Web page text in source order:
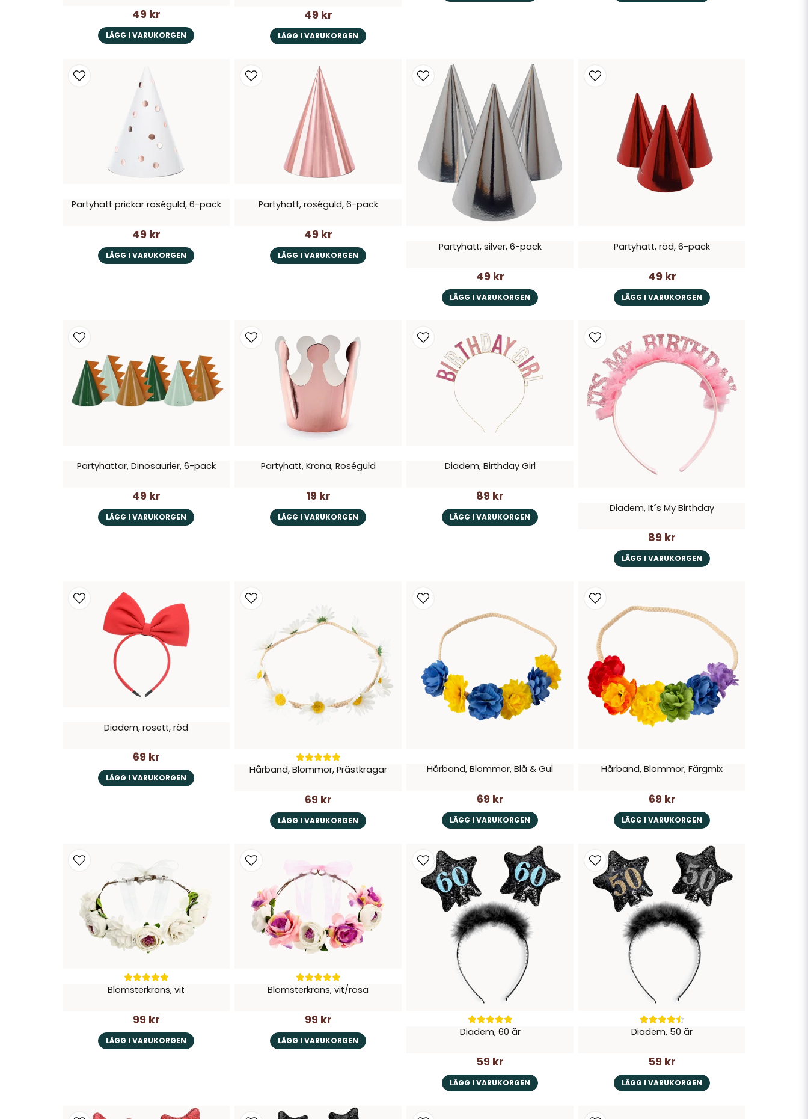
49 kr
LÄGG I VARUKORGEN
49 kr
LÄGG I VARUKORGEN
Partyhatt prickar roséguld, 6-pack
49 kr
LÄGG I VARUKORGEN
Partyhatt, roséguld, 6-pack
49 kr
LÄGG I VARUKORGEN
Partyhatt, silver, 6-pack
49 kr
LÄGG I VARUKORGEN
Partyhatt, röd, 6-pack
49 kr
LÄGG I VARUKORGEN
Partyhattar, Dinosaurier, 6-pack
49 kr
LÄGG I VARUKORGEN
Partyhatt, Krona, Roséguld
19 kr
LÄGG I VARUKORGEN
Diadem, Birthday Girl
89 kr
LÄGG I VARUKORGEN
Diadem, It´s My Birthday
89 kr
LÄGG I VARUKORGEN
Diadem, rosett, röd
69 kr
LÄGG I VARUKORGEN
Hårband, Blommor, Prästkragar
69 kr
LÄGG I VARUKORGEN
Hårband, Blommor, Blå & Gul
69 kr
LÄGG I VARUKORGEN
Hårband, Blommor, Färgmix
69 kr
LÄGG I VARUKORGEN
Blomsterkrans, vit
99 kr
LÄGG I VARUKORGEN
Blomsterkrans, vit/rosa
99 kr
LÄGG I VARUKORGEN
Diadem, 60 år
59 kr
LÄGG I VARUKORGEN
Diadem, 50 år
59 kr
LÄGG I VARUKORGEN